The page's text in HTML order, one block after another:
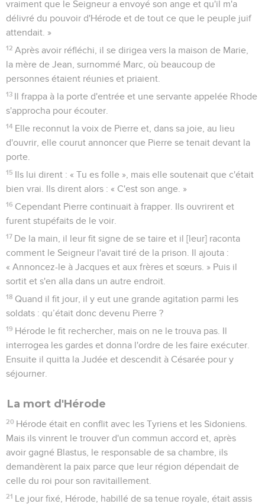
vraiment que le Seigneur a envoyé son ange et qu'il m'a
délivré du pouvoir d'Hérode et de tout ce que le peuple juif
attendait. »
12 Après avoir réfléchi, il se dirigea vers la maison de Marie,
la mère de Jean, surnommé Marc, où beaucoup de
personnes étaient réunies et priaient.
13 Il frappa à la porte d'entrée et une servante appelée Rhode
s'approcha pour écouter.
14 Elle reconnut la voix de Pierre et, dans sa joie, au lieu
d'ouvrir, elle courut annoncer que Pierre se tenait devant la
porte.
15 Ils lui dirent : « Tu es folle », mais elle soutenait que c'était
bien vrai. Ils dirent alors : « C'est son ange. »
16 Cependant Pierre continuait à frapper. Ils ouvrirent et
furent stupéfaits de le voir.
17 De la main, il leur fit signe de se taire et il [leur] raconta
comment le Seigneur l'avait tiré de la prison. Il ajouta :
« Annoncez-le à Jacques et aux frères et sœurs. » Puis il
sortit et s'en alla dans un autre endroit.
18 Quand il fit jour, il y eut une grande agitation parmi les
soldats : qu’était donc devenu Pierre ?
19 Hérode le fit rechercher, mais on ne le trouva pas. Il
interrogea les gardes et donna l'ordre de les faire exécuter.
Ensuite il quitta la Judée et descendit à Césarée pour y
séjourner.
La mort d'Hérode
20 Hérode était en conflit avec les Tyriens et les Sidoniens.
Mais ils vinrent le trouver d'un commun accord et, après
avoir gagné Blastus, le responsable de sa chambre, ils
demandèrent la paix parce que leur région dépendait de
celle du roi pour son ravitaillement.
21 Le jour fixé, Hérode, habillé de sa tenue royale, était assis